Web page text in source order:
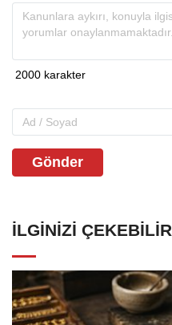
Gönder
İLGINIZI ÇEKEBILIR